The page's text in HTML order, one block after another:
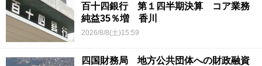
百十四銀行 第１四半期決算 コア業務
純益35％増 香川
2026/8/8(土)15:59
四国財務局 地方公共団体への財政融資